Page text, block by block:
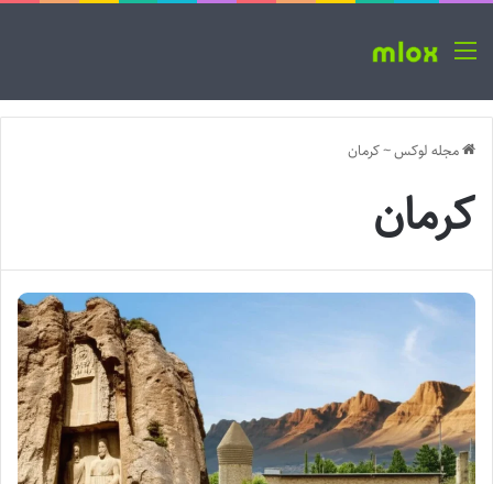
منو
مجله لوکس~کرمان
کرمان